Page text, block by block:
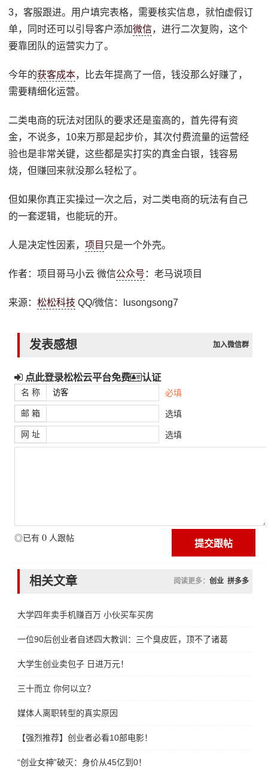
3，客服跟进。用户填完表格，需要核实信息，就怕虚假订
单，同时还可以引导客户添加微信，进行二次复购，这个
要靠团队的运营实力了。
今年的获客成本，比去年提高了一倍，钱没那么好赚了，
需要精细化运营。
二类电商的玩法对团队的要求还是蛮高的，首先得有资
金，不说多，10来万那是起步价，其次付费流量的运营经
验也是非常关键，这些都是实打实的真金白银，钱容易
烧，但赚回来就没那么轻松了。
但如果你真正实操过一次之后，对二类电商的玩法有自己
的一套逻辑，也能玩的开。
人是决定性因素，项目 只是一个外壳。
作者：项目哥马小云 微信公众号 ：老马说项目
来源：松松科技 QQ/微信：lusongsong7
发表感想 加入微信群
点此登录松松云平台免费 认证
名 称 必填
邮 箱 选填
网 址 选填
◎已有 0 人跟帖
相关文章 阅读更多： 创业 拼多多
大学四年卖手机赚百万 小伙买车买房
一位90后创业者自述四大教训：三个臭皮匠，顶不了诸葛亮
大学生创业卖包子 日进万元！
三十而立 你何以立？
媒体人离职转型的真实原因
【强烈推荐】创业者必看10部电影！
“创业女神”破灭：身价从45亿到0！